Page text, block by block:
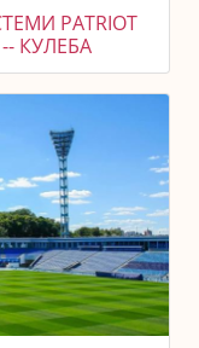
PATRIOT
КУЛЕБА